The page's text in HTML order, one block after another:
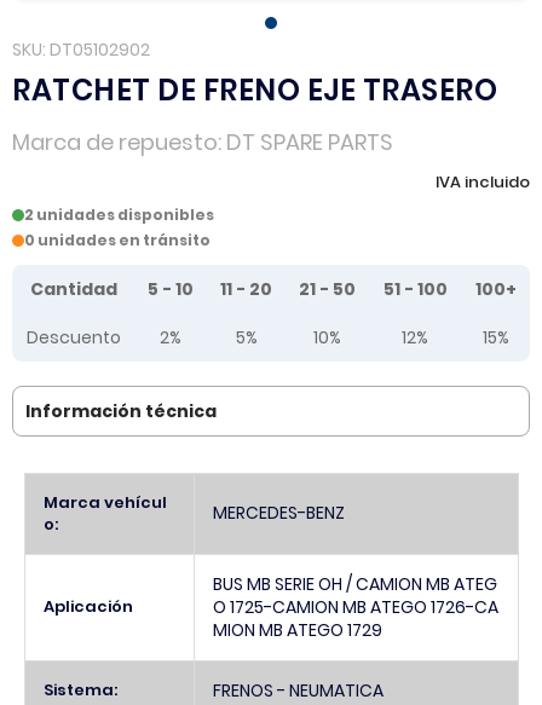
SKU DT05102902
RATCHET DE FRENO EJE TRASERO
Marca de repuesto DT SPARE PARTS
IVA incluido
2 unidades disponibles
0 unidades en tránsito
Tier prices table
Cantidad 5 - 10 11 - 20 21 - 50 51 - 100
100+
Descuento
2% 5% 10% 12% 15%
Información técnica
Información
Marca vehícul
o:
MERCEDES-BENZ
Aplicación
BUS MB SERIE OH / CAMION MB ATEG
O 1725-CAMION MB ATEGO 1726-CA
MION MB ATEGO 1729
Sistema: FRENOS - NEUMATICA